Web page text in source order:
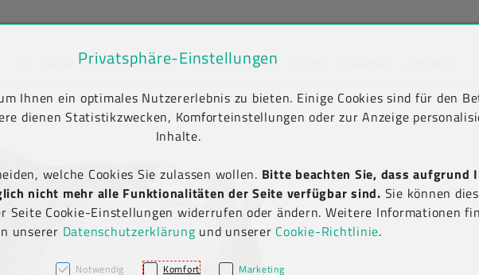
springen [AK + 2]
[AK + 5]
NACHHALTIGKEIT UNTERNEHMEN
Privatsphäre-Einstellungen
Ihnen ein optimales Nutzererlebnis zu bieten. Einige Cookies sind für den
dienen Statistikzwecken, Komforteinstellungen oder zur Anzeige
Inhalte.
welche Cookies Sie zulassen wollen. Bitte beachten Sie, dass aufgrund
nicht mehr alle Funktionalitäten der Seite verfügbar sind. Sie können
Seite Cookie-Einstellungen widerrufen oder ändern. Weitere Informationen
unserer Datenschutzerklärung und unserer Cookie-Richtlinie.
Notwendig Komfort Marketing